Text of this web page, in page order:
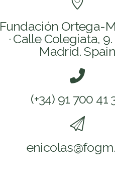
Fundación Ortega-
· Calle Colegiata, 9.
Madrid. Spain
(+34) 91 700 41